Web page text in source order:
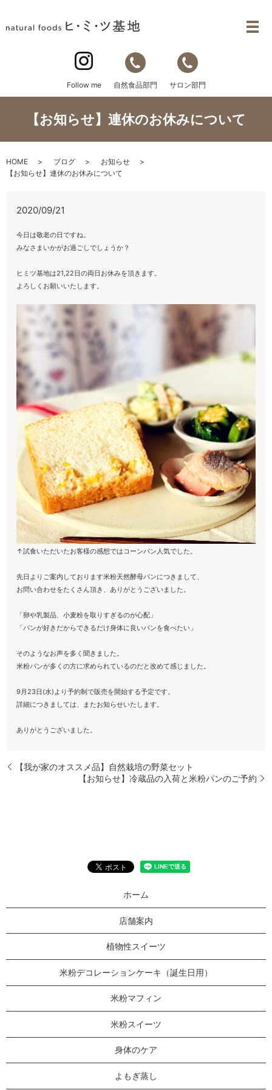
Follow me 自然食品部門 サロン部門
【お知らせ】連休のお休みについて
HOME ブログ
お知らせ
【お知らせ】連休のお休みについて
2020/09/21
今日は敬老の日ですね。
みなさまいかがお過ごしでしょうか？
ヒミツ基地は21,22日の両日お休みを頂きます。
よろしくお願いいたします。
↑試食いただいたお客様の感想ではコーンパン人気でした。
先日よりご案内しております米粉天然酵母パンにつきまして、
お問い合わせをたくさん頂き、ありがとうございました。
「卵や乳製品、小麦粉を取りすぎるのが心配」
「パンが好きだからできるだけ身体に良いパンを食べたい」
そのようなお声を多く聞きました。
米粉パンが多くの方に求められているのだと改めて感じました。
9月23日(水)より予約制で販売を開始する予定です。
詳細につきましては、またお知らせいたします。
ありがとうございました。
【我が家のオススメ品】自然栽培の野菜セット
【お知らせ】冷蔵品の入荷と米粉パンのご予約
ホーム
店舗案内
植物性スイーツ
米粉デコレーションケーキ（誕生日用）
米粉マフィン
米粉スイーツ
身体のケア
よもぎ蒸し